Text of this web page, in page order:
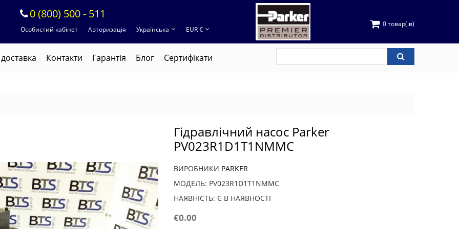
0 (800) 500 - 511
Особистий кабінет Авторизація Українська EUR €
0 товар(ів)
Контакти Гарантія Блог Cертифікати
Гідравлічний насос Parker
PV023R1D1T1NMMC
ВИРОБНИКИ PARKER
МОДЕЛЬ: PV023R1D1T1NMMC
НАЯВНІСТЬ: Є В НАЯВНОСТІ
€0.00